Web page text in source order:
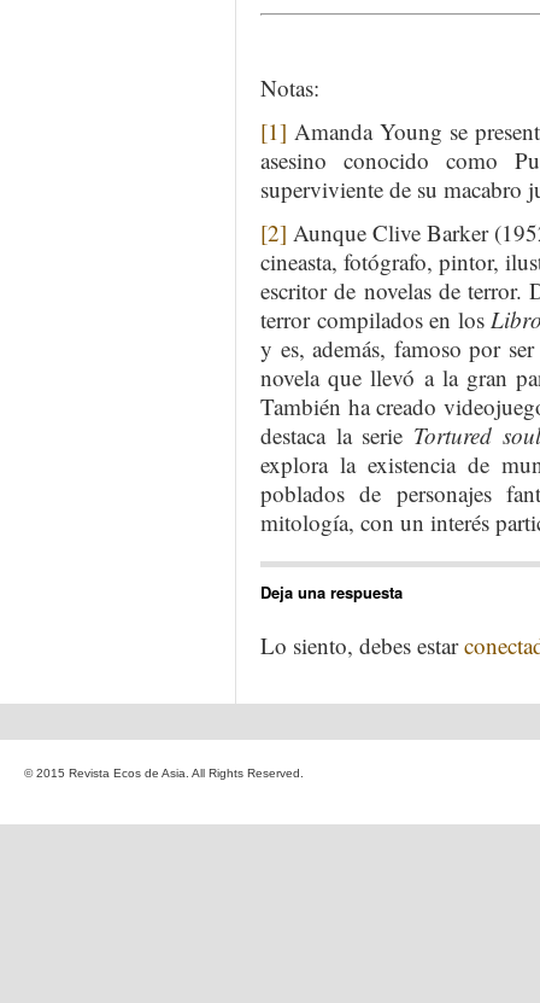
Notas:
[1] Amanda Young se
asesino conocido como
superviviente de su macabro
[2] Aunque Clive Barker
cineasta, fotógrafo, pintor,
escritor de novelas de terror.
terror compilados en los
y es, además, famoso por
novela que llevó a la gran
También ha creado
destaca la serie Tortured
explora la existencia de
poblados de personajes
mitología, con un interés
Deja una respuesta
Lo siento, debes estar
© 2015 Revista Ecos de Asia. All Rights Reserved.